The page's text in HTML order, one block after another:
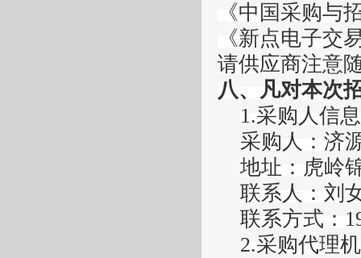
《中国采购与
《新点电子交
请供应商注意
八、 凡对本次
1.采购人信
采购人 ： 济
地址：虎岭
联系人：刘
联系方式：
2.采购代理